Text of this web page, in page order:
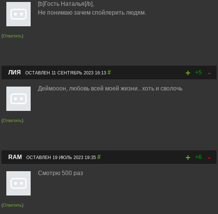
[b]Гость Наталья[/b],
Не понимаю зачем спойлерить людям.
(Ответить)
+ +5 -
ЛИЯ ОСТАВЛЕН 11 СЕНТЯБРЬ 2023 16:13 #
Деймооон, любовь всей моей жизни.. хоть и сволочь
(Ответить)
+ +6 -
RAM ОСТАВЛЕН 19 ИЮЛЬ 2023 19:35 #
Смотрю 500 раз
(Ответить)